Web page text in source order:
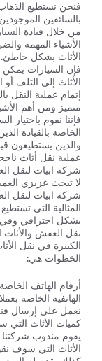
فنحن نستطيع الذهاب
بالسائقين
من خلال قيادة
الأشياء المهمة
الأثاث بشكل خاطئ.
فإن السيارات
الأثاث إلى التلف
إتمام عملية النقل
متميز ومن أهم
فإننا نقوم باختيار
الخاصة بالقيادة
والذين يستطيعون
عملية نقل أثاث
شركة ابيات لنقل
لا تبحث عزيزي
شركة ابيات لنقل
المثالية التي
بشكل احترافي
نقل العفش
الكبيرة في نقل
الخطوات هي:
أرقام الهاتف
الهاتفية الخاصة
نعمل على إرسال
كميات الأثاث التي
يقوم مندوب
الأثاث التي سوف